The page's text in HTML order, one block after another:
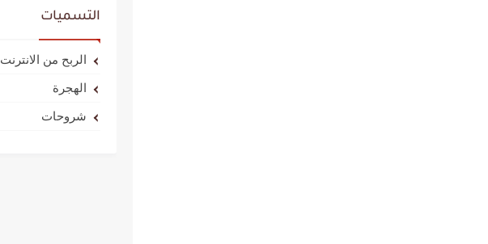
التسميات
الربح من الانترنت
الهجرة
شروحات